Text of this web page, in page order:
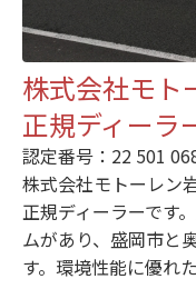
株式会社モト
正規ディーラ
認定番号：22 501
株式会社モトーレン
正規ディーラーです
ムがあり、盛岡市と
す。環境性能に優れ